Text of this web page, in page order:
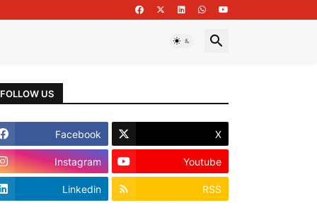
FOLLOW US
Facebook X
Instagram Youtube
Linkedin RSS